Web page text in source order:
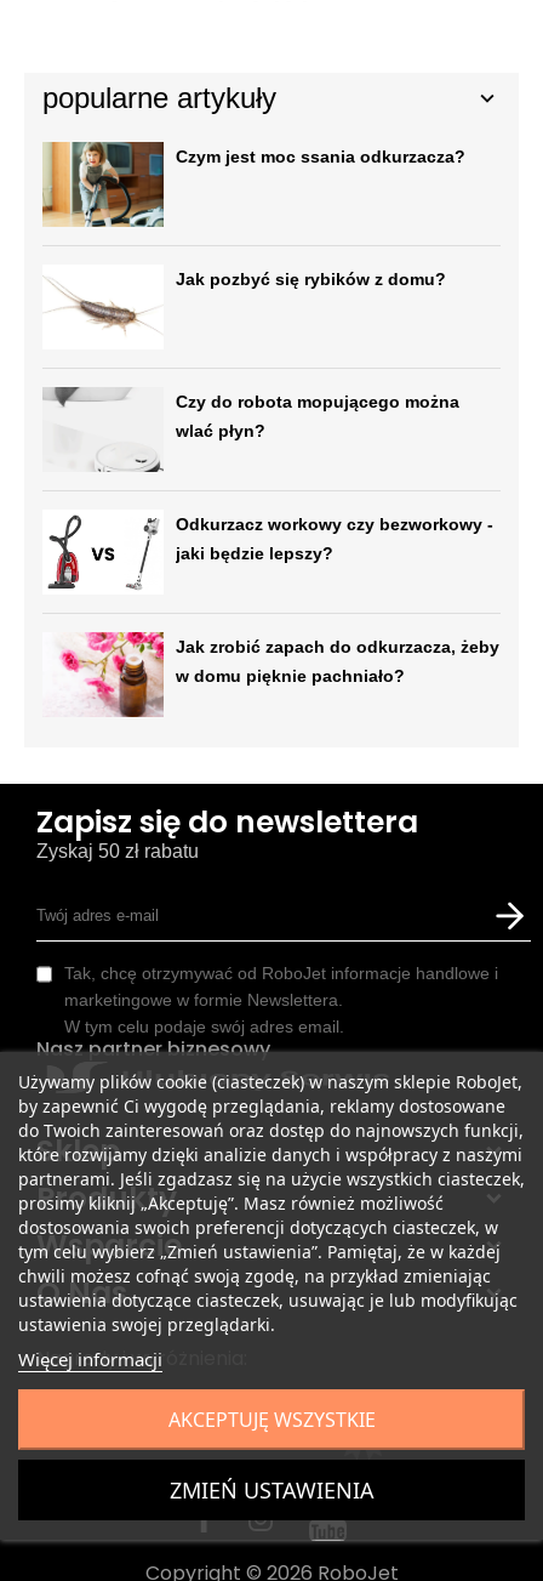
popularne artykuły
Czym jest moc ssania odkurzacza?
Jak pozbyć się rybików z domu?
Czy do robota mopującego można
wlać płyn?
Odkurzacz workowy czy bezworkowy -
jaki będzie lepszy?
Jak zrobić zapach do odkurzacza, żeby
w domu pięknie pachniało?
Sklep
Produkty
Wsparcie
O Nas
Używamy plików cookie (ciasteczek) w naszym sklepie RoboJet,
by zapewnić Ci wygodę przeglądania, reklamy dostosowane
do Twoich zainteresowań oraz dostęp do najnowszych funkcji,
które rozwijamy dzięki analizie danych i współpracy z naszymi
partnerami. Jeśli zgadzasz się na użycie wszystkich ciasteczek,
prosimy kliknij „Akceptuję”. Masz również możliwość
dostosowania swoich preferencji dotyczących ciasteczek, w
tym celu wybierz „Zmień ustawienia”. Pamiętaj, że w każdej
chwili możesz cofnąć swoją zgodę, na przykład zmieniając
ustawienia dotyczące ciasteczek, usuwając je lub modyfikując
ustawienia swojej przeglądarki.
Więcej informacji
AKCEPTUJĘ WSZYSTKIE
ZMIEŃ USTAWIENIA
Zapisz się do newslettera
Zyskaj 50 zł rabatu
Tak, chcę otrzymywać od RoboJet informacje handlowe i
marketingowe w formie Newslettera.
W tym celu podaje swój adres email.
Nasz partner biznesowy
Nagrody i wyróżnienia:
Copyright © 2026 RoboJet